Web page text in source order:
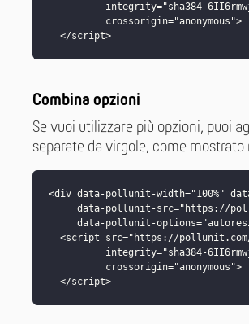
integrity="sha384-
          crossorigin="anonymous">
  </script>
Combina opzioni
Se vuoi utilizzare più opzioni, puoi
separate da virgole, come mostrato
<div data-pollunit-width="100%"
data-pollunit-src="https://
data-pollunit-
<script src="https://
integrity="sha384-
          crossorigin="anonymous">
  </script>